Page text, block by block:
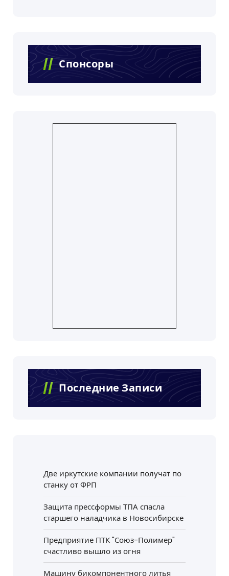
Спонсоры
Последние Записи
Две иркутские компании получат по
станку от ФРП
Защита прессформы ТПА спасла
старшего наладчика в Новосибирске
Предприятие ПТК "Союз-Полимер"
счастливо вышло из огня
Машину бикомпонентного литья